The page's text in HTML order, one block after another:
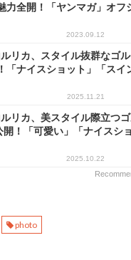
力全開！「ヤンマガ」オフ
2023.09.12
リカ、スタイル抜群なゴ
「ナイスショット」「スイ
2025.11.21
リカ、美スタイル際立つ
開！「可愛い」「ナイスシ
2025.10.22
photo